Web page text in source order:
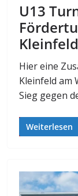
U13
Hier eine
Kleinfeld am
Sieg gegen
Weiterlesen